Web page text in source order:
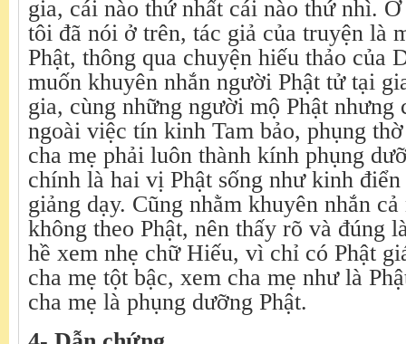
gia, cái nào thứ nhất cái nào thứ nhì.
tôi đã nói ở trên, tác giả của truyện là
Phật, thông qua chuyện hiếu thảo của
muốn khuyên nhắn người Phật tử tại
gia, cùng những người mộ Phật nhưng
ngoài việc tín kinh Tam bảo, phụng
cha mẹ phải luôn thành kính phụng
chính là hai vị Phật sống như kinh điển
giảng dạy. Cũng nhằm khuyên nhắn
không theo Phật, nên thấy rõ và đúng
hề xem nhẹ chữ Hiếu, vì chỉ có Phật
cha mẹ tột bậc, xem cha mẹ như là
cha mẹ là phụng dưỡng Phật.